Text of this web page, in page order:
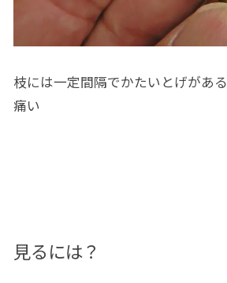
枝には一定間隔でかたいとげがある
痛い
見るには？